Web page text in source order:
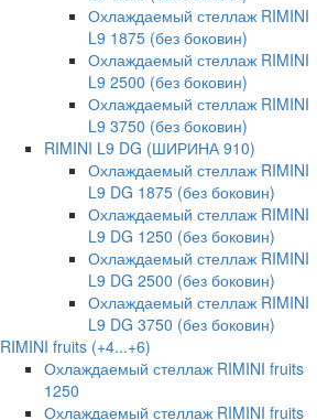
Охлаждаемый стеллаж RIMINI
L9 1875 (без боковин)
Охлаждаемый стеллаж RIMINI
L9 2500 (без боковин)
Охлаждаемый стеллаж RIMINI
L9 3750 (без боковин)
RIMINI L9 DG (ШИРИНА 910)
Охлаждаемый стеллаж RIMINI
L9 DG 1875 (без боковин)
Охлаждаемый стеллаж RIMINI
L9 DG 1250 (без боковин)
Охлаждаемый стеллаж RIMINI
L9 DG 2500 (без боковин)
Охлаждаемый стеллаж RIMINI
L9 DG 3750 (без боковин)
RIMINI fruits (+4...+6)
Охлаждаемый стеллаж RIMINI fruits
1250
Охлаждаемый стеллаж RIMINI fruits